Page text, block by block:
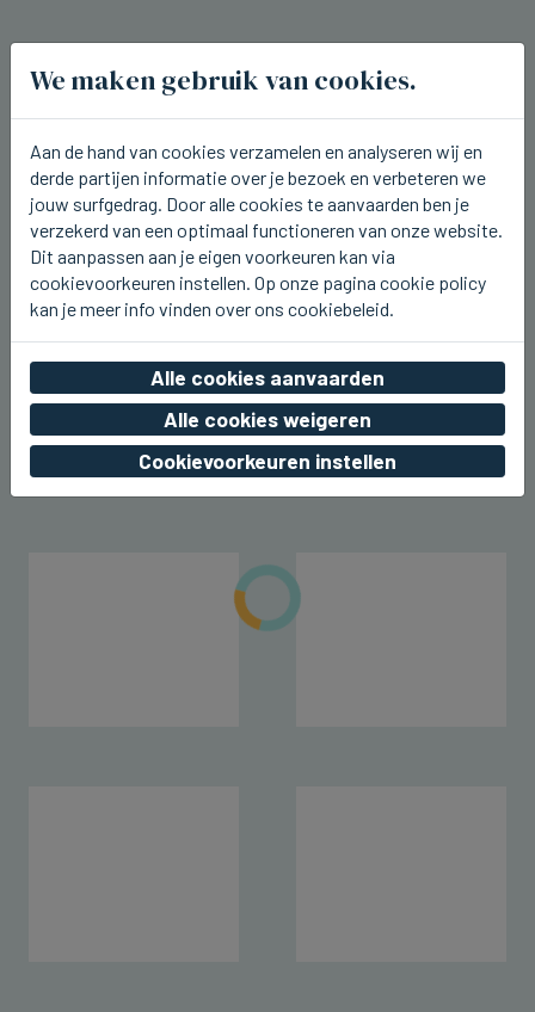
Stationskermis gestart in Tielt
zo 09 augustus 2026, 15:33
We maken gebruik van cookies.
Aan de hand van cookies verzamelen en analyseren wij en
derde partijen informatie over je bezoek en verbeteren we
jouw surfgedrag. Door alle cookies te aanvaarden ben je
verzekerd van een optimaal functioneren van onze website.
Dit aanpassen aan je eigen voorkeuren kan via
cookievoorkeuren instellen. Op onze pagina cookie policy
kan je meer info vinden over ons cookiebeleid.
Alle cookies aanvaarden
Alle cookies weigeren
Cookievoorkeuren instellen